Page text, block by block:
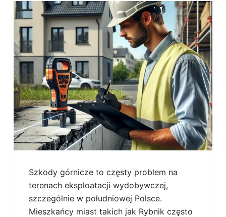
Szkody górnicze to częsty problem na
terenach eksploatacji wydobywczej,
szczególnie w południowej Polsce.
Mieszkańcy miast takich jak Rybnik często